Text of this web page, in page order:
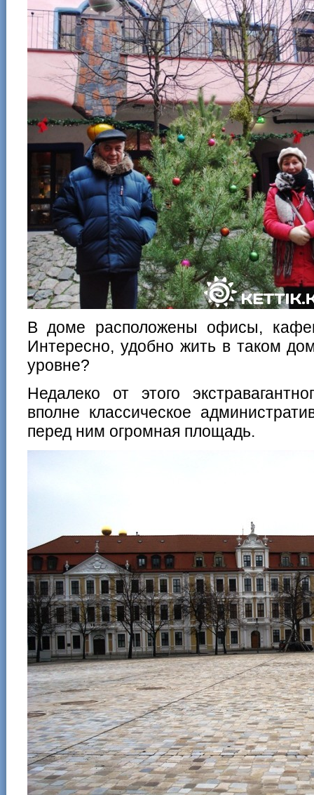
В доме расположены офисы,
Интересно, удобно жить в таком
уровне?
Недалеко от этого
вполне классическое
перед ним огромная площадь.